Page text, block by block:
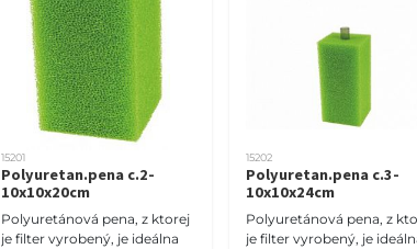
15201
Polyuretan.pena c.2-
10x10x20cm
Polyuretánová pena, z ktorej
je filter vyrobený, je ideálna
15202
Polyuretan.pena c.3-
10x10x24cm
Polyuretánová pena, z
je filter vyrobený, je